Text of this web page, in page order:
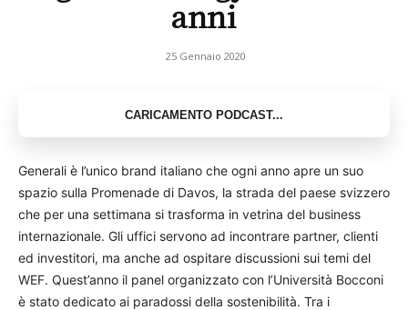
anni
25 Gennaio 2020
Generali è l’unico brand italiano che ogni anno apre un suo
spazio sulla Promenade di Davos, la strada del paese svizzero
che per una settimana si trasforma in vetrina del business
internazionale. Gli uffici servono ad incontrare partner, clienti
ed investitori, ma anche ad ospitare discussioni sui temi del
WEF. Quest’anno il panel organizzato con l’Università Bocconi
è stato dedicato ai paradossi della sostenibilità. Tra i